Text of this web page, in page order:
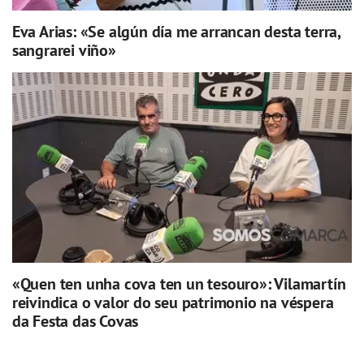
Eva Arias: «Se algún día me arrancan desta terra,
sangrarei viño»
«Quen ten unha cova ten un tesouro»: Vilamartín
reivindica o valor do seu patrimonio na véspera
da Festa das Covas